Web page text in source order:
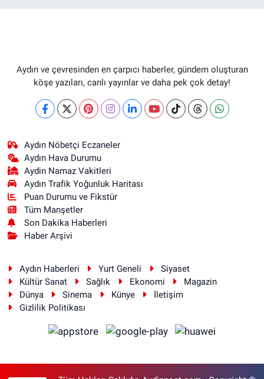
Aydın ve çevresinden en çarpıcı haberler, gündem oluşturan
köşe yazıları, canlı yayınlar ve daha pek çok detay!
Aydın Nöbetçi Eczaneler
Aydın Hava Durumu
Aydin Namaz Vakitleri
Aydın Trafik Yoğunluk Haritası
Puan Durumu ve Fikstür
Tüm Manşetler
Son Dakika Haberleri
Haber Arşivi
Aydın Haberleri Yurt Geneli
Siyaset
Kültür Sanat
Sağlık Ekonomi
Magazin
Dünya
Sinema Künye
İletişim
Gizlilik Politikası